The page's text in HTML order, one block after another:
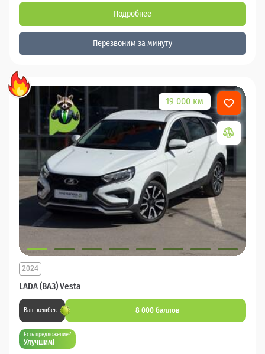
Подробнее
Перезвоним за минуту
19 000 км
LADA (ВАЗ) Vesta
2024
Ваш кешбек 8 000 баллов
Есть предложение?
Улучшим!